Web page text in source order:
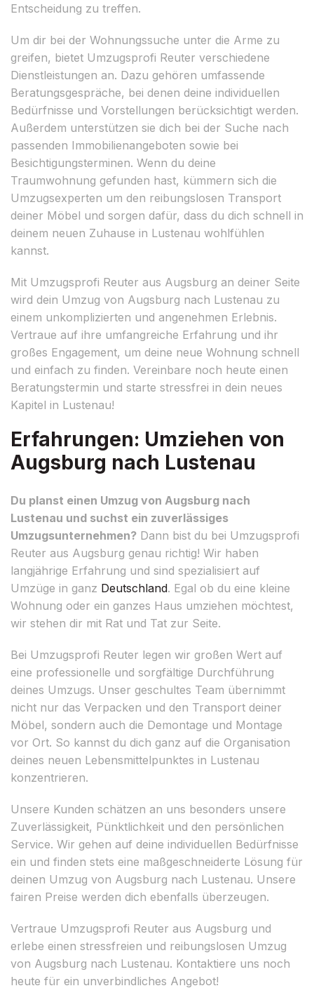
Entscheidung zu treffen.
Um dir bei der Wohnungssuche unter die Arme zu
greifen, bietet Umzugsprofi Reuter verschiedene
Dienstleistungen an. Dazu gehören umfassende
Beratungsgespräche, bei denen deine individuellen
Bedürfnisse und Vorstellungen berücksichtigt werden.
Außerdem unterstützen sie dich bei der Suche nach
passenden Immobilienangeboten sowie bei
Besichtigungsterminen. Wenn du deine
Traumwohnung gefunden hast, kümmern sich die
Umzugsexperten um den reibungslosen Transport
deiner Möbel und sorgen dafür, dass du dich schnell in
deinem neuen Zuhause in Lustenau wohlfühlen
kannst.
Mit Umzugsprofi Reuter aus Augsburg an deiner Seite
wird dein Umzug von Augsburg nach Lustenau zu
einem unkomplizierten und angenehmen Erlebnis.
Vertraue auf ihre umfangreiche Erfahrung und ihr
großes Engagement, um deine neue Wohnung schnell
und einfach zu finden. Vereinbare noch heute einen
Beratungstermin und starte stressfrei in dein neues
Kapitel in Lustenau!
Erfahrungen: Umziehen von
Augsburg nach Lustenau
Du planst einen Umzug von Augsburg nach
Lustenau und suchst ein zuverlässiges
Umzugsunternehmen? Dann bist du bei Umzugsprofi
Reuter aus Augsburg genau richtig! Wir haben
langjährige Erfahrung und sind spezialisiert auf
Umzüge in ganz Deutschland. Egal ob du eine kleine
Wohnung oder ein ganzes Haus umziehen möchtest,
wir stehen dir mit Rat und Tat zur Seite.
Bei Umzugsprofi Reuter legen wir großen Wert auf
eine professionelle und sorgfältige Durchführung
deines Umzugs. Unser geschultes Team übernimmt
nicht nur das Verpacken und den Transport deiner
Möbel, sondern auch die Demontage und Montage
vor Ort. So kannst du dich ganz auf die Organisation
deines neuen Lebensmittelpunktes in Lustenau
konzentrieren.
Unsere Kunden schätzen an uns besonders unsere
Zuverlässigkeit, Pünktlichkeit und den persönlichen
Service. Wir gehen auf deine individuellen Bedürfnisse
ein und finden stets eine maßgeschneiderte Lösung für
deinen Umzug von Augsburg nach Lustenau. Unsere
fairen Preise werden dich ebenfalls überzeugen.
Vertraue Umzugsprofi Reuter aus Augsburg und
erlebe einen stressfreien und reibungslosen Umzug
von Augsburg nach Lustenau. Kontaktiere uns noch
heute für ein unverbindliches Angebot!